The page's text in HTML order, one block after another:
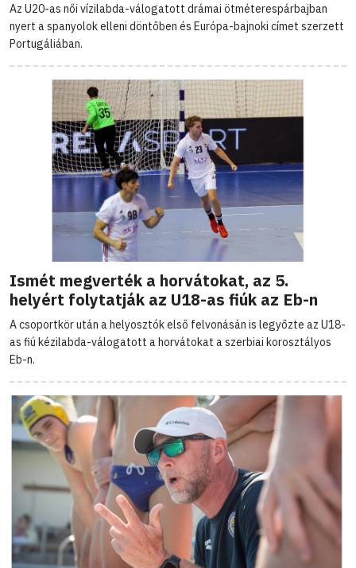
Az U20-as női vízilabda-válogatott drámai ötméterespárbajban
nyert a spanyolok elleni döntőben és Európa-bajnoki címet szerzett
Portugáliában.
Ismét megverték a horvátokat, az 5.
helyért folytatják az U18-as fiúk az Eb-n
A csoportkör után a helyosztók első felvonásán is legyőzte az U18-
as fiú kézilabda-válogatott a horvátokat a szerbiai korosztályos
Eb-n.